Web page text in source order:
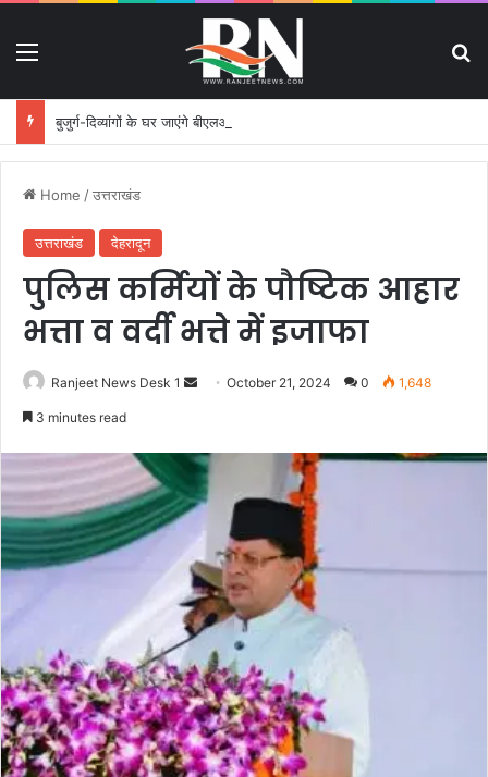
बुजुर्ग-दिव्यांगों के घर जाएंगे बीएलओ, करेंगे नोटिसों का निस्तारण
Home /उत्तराखंड
उत्तराखंड देहरादून
पुलिस कर्मियों के पौष्टिक आहार
भत्ता व वर्दी भत्ते में इजाफा
Ranjeet News Desk 1
d
a
n
e
m
a
i
October 21, 2024 0 1,648
3 minutes read